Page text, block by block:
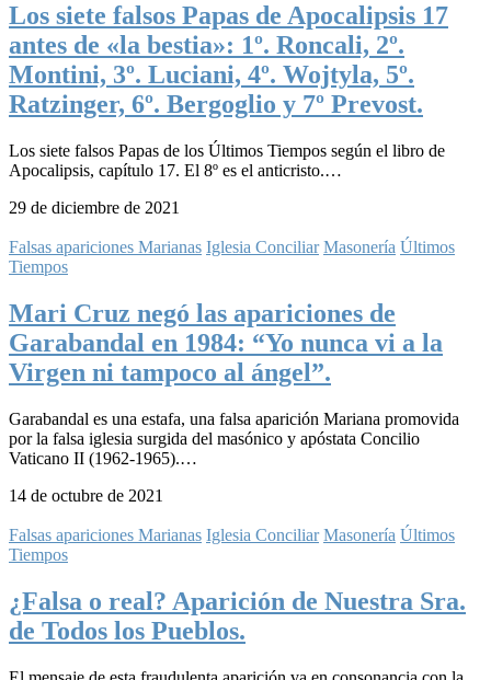
Los siete falsos Papas de Apocalipsis 17
antes de «la bestia»: 1º. Roncali, 2º.
Montini, 3º. Luciani, 4º. Wojtyla, 5º.
Ratzinger, 6º. Bergoglio y 7º Prevost.
Los siete falsos Papas de los Últimos Tiempos según el libro de
Apocalipsis, capítulo 17. El 8º es el anticristo.…
29 de diciembre de 2021
Falsas apariciones Marianas Iglesia Conciliar Masonería Últimos
Tiempos
Mari Cruz negó las apariciones de
Garabandal en 1984: “Yo nunca vi a la
Virgen ni tampoco al ángel”.
Garabandal es una estafa, una falsa aparición Mariana promovida
por la falsa iglesia surgida del masónico y apóstata Concilio
Vaticano II (1962-1965).…
14 de octubre de 2021
Falsas apariciones Marianas Iglesia Conciliar Masonería Últimos
Tiempos
¿Falsa o real? Aparición de Nuestra Sra.
de Todos los Pueblos.